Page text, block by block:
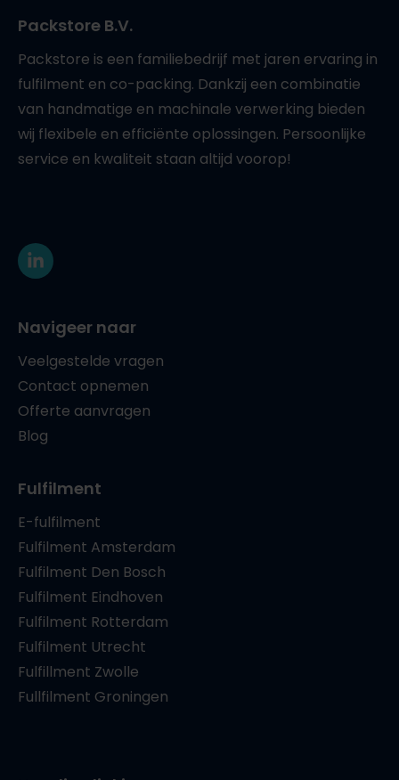
Packstore B.V.
Packstore is een familiebedrijf met jaren ervaring in
fulfilment en co-packing. Dankzij een combinatie
van handmatige en machinale verwerking bieden
wij flexibele en efficiënte oplossingen. Persoonlijke
service en kwaliteit staan altijd voorop!
Navigeer naar
Veelgestelde vragen
Contact opnemen
Offerte aanvragen
Blog
Fulfilment
E-fulfilment
Fulfilment Amsterdam
Fulfilment Den Bosch
Fulfilment Eindhoven
Fulfilment Rotterdam
Fulfilment Utrecht
Fulfillment Zwolle
Fullfilment Groningen